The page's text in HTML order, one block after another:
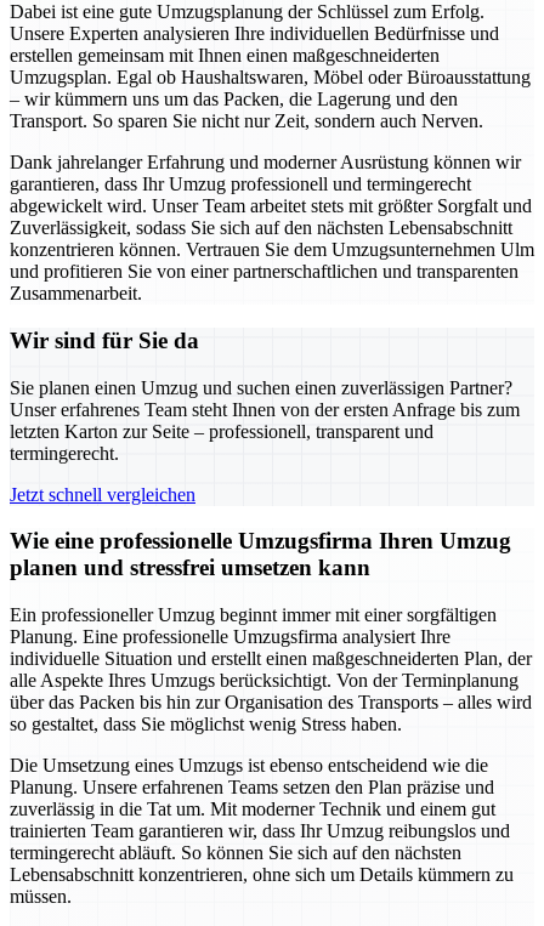
Dabei ist eine gute Umzugsplanung der Schlüssel zum Erfolg.
Unsere Experten analysieren Ihre individuellen Bedürfnisse und
erstellen gemeinsam mit Ihnen einen maßgeschneiderten
Umzugsplan. Egal ob Haushaltswaren, Möbel oder Büroausstattung
– wir kümmern uns um das Packen, die Lagerung und den
Transport. So sparen Sie nicht nur Zeit, sondern auch Nerven.
Dank jahrelanger Erfahrung und moderner Ausrüstung können wir
garantieren, dass Ihr Umzug professionell und termingerecht
abgewickelt wird. Unser Team arbeitet stets mit größter Sorgfalt und
Zuverlässigkeit, sodass Sie sich auf den nächsten Lebensabschnitt
konzentrieren können. Vertrauen Sie dem Umzugsunternehmen Ulm
und profitieren Sie von einer partnerschaftlichen und transparenten
Zusammenarbeit.
Wir sind für Sie da
Sie planen einen Umzug und suchen einen zuverlässigen Partner?
Unser erfahrenes Team steht Ihnen von der ersten Anfrage bis zum
letzten Karton zur Seite – professionell, transparent und
termingerecht.
Jetzt schnell vergleichen
Wie eine professionelle Umzugsfirma Ihren Umzug
planen und stressfrei umsetzen kann
Ein professioneller Umzug beginnt immer mit einer sorgfältigen
Planung. Eine professionelle Umzugsfirma analysiert Ihre
individuelle Situation und erstellt einen maßgeschneiderten Plan, der
alle Aspekte Ihres Umzugs berücksichtigt. Von der Terminplanung
über das Packen bis hin zur Organisation des Transports – alles wird
so gestaltet, dass Sie möglichst wenig Stress haben.
Die Umsetzung eines Umzugs ist ebenso entscheidend wie die
Planung. Unsere erfahrenen Teams setzen den Plan präzise und
zuverlässig in die Tat um. Mit moderner Technik und einem gut
trainierten Team garantieren wir, dass Ihr Umzug reibungslos und
termingerecht abläuft. So können Sie sich auf den nächsten
Lebensabschnitt konzentrieren, ohne sich um Details kümmern zu
müssen.